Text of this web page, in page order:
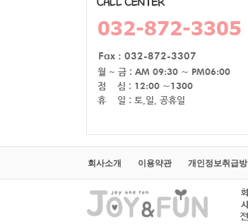
회사소개 이용약관 개인정보취급방